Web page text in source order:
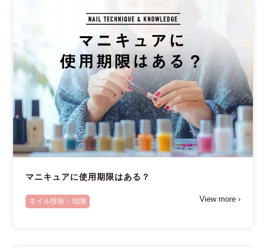
マニキュアに使用期限はある？
ネイル技術・知識 View more ›